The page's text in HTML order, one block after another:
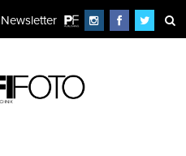
Newsletter